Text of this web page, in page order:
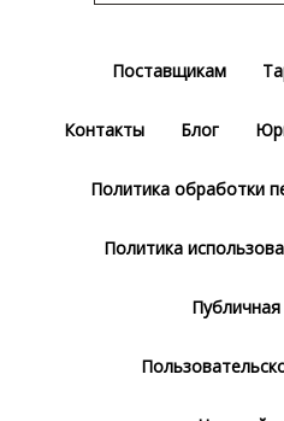
Поставщикам
Контакты Блог
Политика обработки
Политика